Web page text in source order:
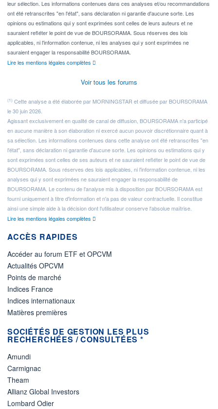
leur sélection. Les informations contenues dans ces analyses et/ou recommandations
ont été retranscrites "en l'état", sans déclaration ni garantie d'aucune sorte. Les
opinions ou estimations qui y sont exprimées sont celles de leurs auteurs et ne
sauraient refléter le point de vue de BOURSORAMA. Sous réserves des lois
applicables, ni l'information contenue, ni les analyses qui y sont exprimées ne
sauraient engager la responsabilité BOURSORAMA.
Lire les mentions légales complètes
Voir tous les forums
(1) Cette analyse a été élaborée par MORNINGSTAR et diffusée par BOURSORAMA
le 30 juin 2026.
Agissant exclusivement en qualité de canal de diffusion, BOURSORAMA n'a participé
en aucune manière à son élaboration ni exercé aucun pouvoir discrétionnaire quant à
sa sélection. Les informations contenues dans cette analyse ont été retranscrites "en
l'état", sans déclaration ni garantie d'aucune sorte. Les opinions ou estimations qui y
sont exprimées sont celles de ses auteurs et ne sauraient refléter le point de vue de
BOURSORAMA. Sous réserves des lois applicables, ni l'information contenue, ni les
analyses qui y sont exprimées ne sauraient engager la responsabilité de
BOURSORAMA. Le contenu de l'analyse mis à disposition par BOURSORAMA est
fourni uniquement à titre d'information et n'a pas de valeur contractuelle. Il constitue
ainsi une simple aide à la décision dont l'utilisateur conserve l'absolue maîtrise.
Lire les mentions légales complètes
ACCÈS RAPIDES
Accéder au forum ETF et OPCVM
Actualités OPCVM
Points de marché
Indices France
Indices internationaux
Matières premières
SOCIÉTÉS DE GESTION LES PLUS
RECHERCHÉES / CONSULTÉES *
Amundi
Carmignac
Theam
Allianz Global Investors
Lombard Odier